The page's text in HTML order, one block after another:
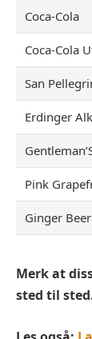
Coca-Cola
Coca-Cola
San
Erdinger
Pink
Ginger Beer
Merk at
sted til